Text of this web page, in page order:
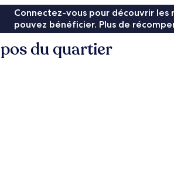
Connectez-vous pour découvrir
pouvez bénéficier. Plus de
du quartier